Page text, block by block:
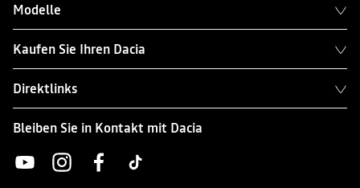
Modelle
Kaufen Sie Ihren Dacia
Direktlinks
Bleiben Sie in Kontakt mit Dacia